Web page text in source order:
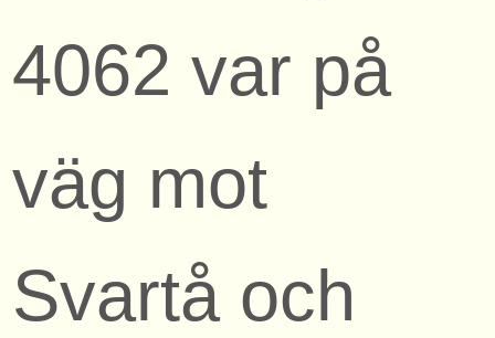
4062 var på
väg mot
Svartå och